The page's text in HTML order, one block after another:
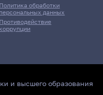
Политика обработки
персональных данных
Противодействие
коррупции
и высшего образования